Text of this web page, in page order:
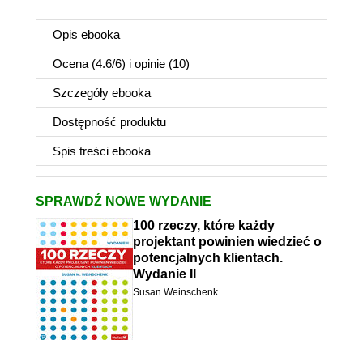
Opis ebooka
Ocena (4.6/6) i opinie (10)
Szczegóły ebooka
Dostępność produktu
Spis treści ebooka
SPRAWDŹ NOWE WYDANIE
100 rzeczy, które każdy
projektant powinien wiedzieć o
potencjalnych klientach.
Wydanie II
Susan Weinschenk